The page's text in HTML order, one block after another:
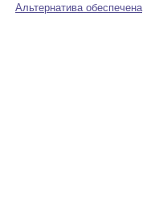
Альтернатива обеспечена